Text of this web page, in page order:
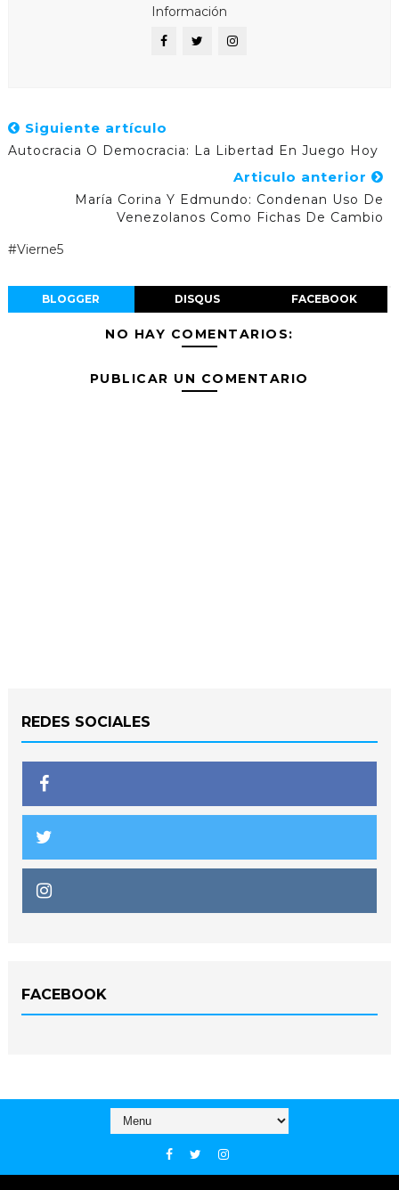
Información
Siguiente artículo
Autocracia O Democracia: La Libertad En Juego Hoy
Articulo anterior
María Corina Y Edmundo: Condenan Uso De
Venezolanos Como Fichas De Cambio
#Vierne5
BLOGGER DISQUS FACEBOOK
NO HAY COMENTARIOS:
PUBLICAR UN COMENTARIO
REDES SOCIALES
FACEBOOK